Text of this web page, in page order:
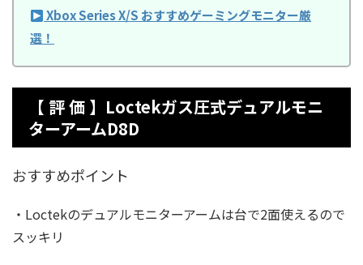
Xbox Series X/S おすすめゲーミングモニター厳
選！
【 評 価 】Loctekガス圧式デュアルモニ
ターアームD8D
おすすめポイント
・Loctekのデュアルモニターアームは台で2面使えるので
スッキリ